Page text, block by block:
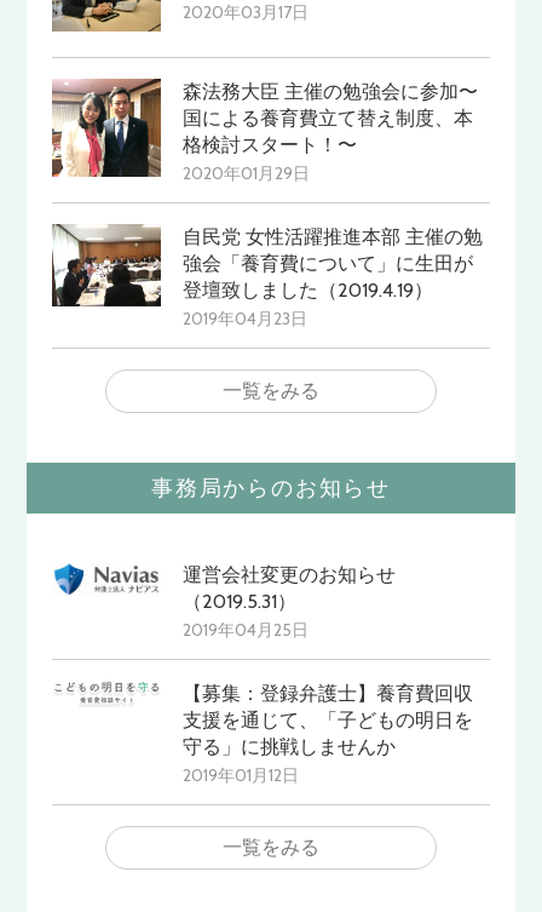
2020年03月17日
森法務大臣 主催の勉強会に参加〜
国による養育費立て替え制度、本
格検討スタート！〜
2020年01月29日
自民党 女性活躍推進本部 主催の勉
強会「養育費について」に生田が
登壇致しました（2019.4.19）
2019年04月23日
一覧をみる
事務局からのお知らせ
運営会社変更のお知らせ
（2019.5.31）
2019年04月25日
【募集：登録弁護士】養育費回収
支援を通じて、「子どもの明日を
守る」に挑戦しませんか
2019年01月12日
一覧をみる